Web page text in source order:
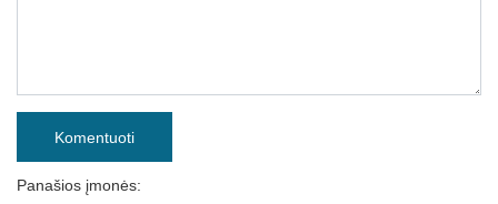
Komentuoti
Panašios įmonės: